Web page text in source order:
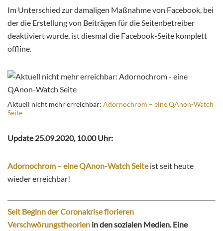
Im Unterschied zur damaligen Maßnahme von Facebook, bei
der die Erstellung von Beiträgen für die Seitenbetreiber
deaktiviert wurde, ist diesmal die Facebook-Seite komplett
offline.
Aktuell nicht mehr erreichbar: Adornochrom – eine QAnon-Watch
Seite
Update 25.09.2020, 10.00 Uhr:
Adornochrom – eine QAnon-Watch Seiteist seit heute
wieder erreichbar!
Seit Beginn der Coronakrise florieren
Verschwörungstheorien in den sozialen Medien. Eine